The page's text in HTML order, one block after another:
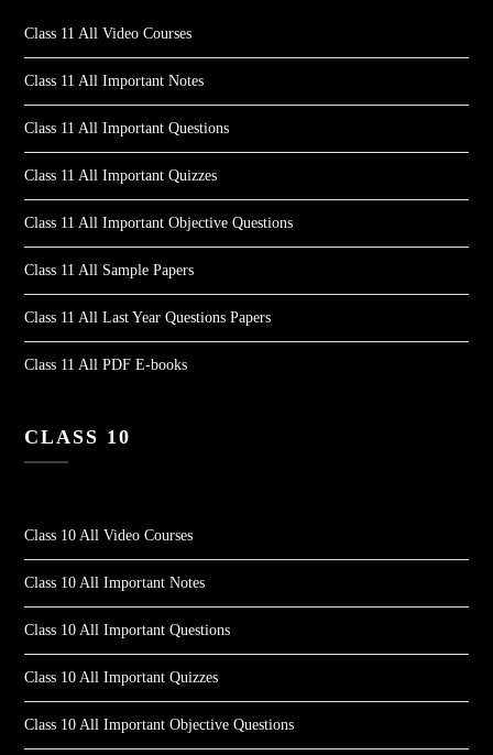
Class 11 All Video Courses
Class 11 All Important Notes
Class 11 All Important Questions
Class 11 All Important Quizzes
Class 11 All Important Objective Questions
Class 11 All Sample Papers
Class 11 All Last Year Questions Papers
Class 11 All PDF E-books
CLASS 10
Class 10 All Video Courses
Class 10 All Important Notes
Class 10 All Important Questions
Class 10 All Important Quizzes
Class 10 All Important Objective Questions